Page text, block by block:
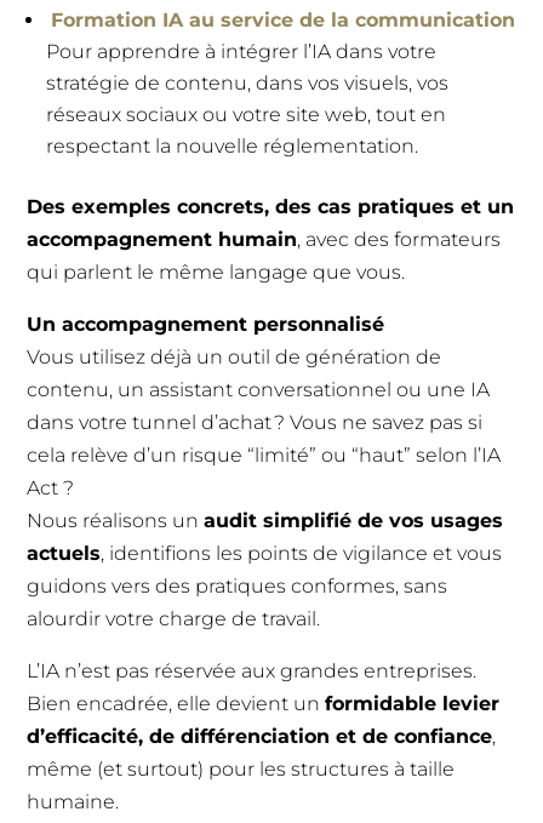
Formation IA au service de la communication
Pour apprendre à intégrer l’IA dans votre
stratégie de contenu, dans vos visuels, vos
réseaux sociaux ou votre site web, tout en
respectant la nouvelle réglementation.
Des exemples concrets, des cas pratiques et un
accompagnement humain, avec des formateurs
qui parlent le même langage que vous.
Un accompagnement personnalisé
Vous utilisez déjà un outil de génération de
contenu, un assistant conversationnel ou une IA
dans votre tunnel d’achat ? Vous ne savez pas si
cela relève d’un risque “limité” ou “haut” selon l’IA
Act ?
Nous réalisons unaudit simplifié de vos usages
actuels, identifions les points de vigilance et vous
guidons vers des pratiques conformes, sans
alourdir votre charge de travail.
L’IA n’est pas réservée aux grandes entreprises.
Bien encadrée, elle devient unformidable levier
d’efficacité, de différenciation et de confiance,
même (et surtout) pour les structures à taille
humaine.